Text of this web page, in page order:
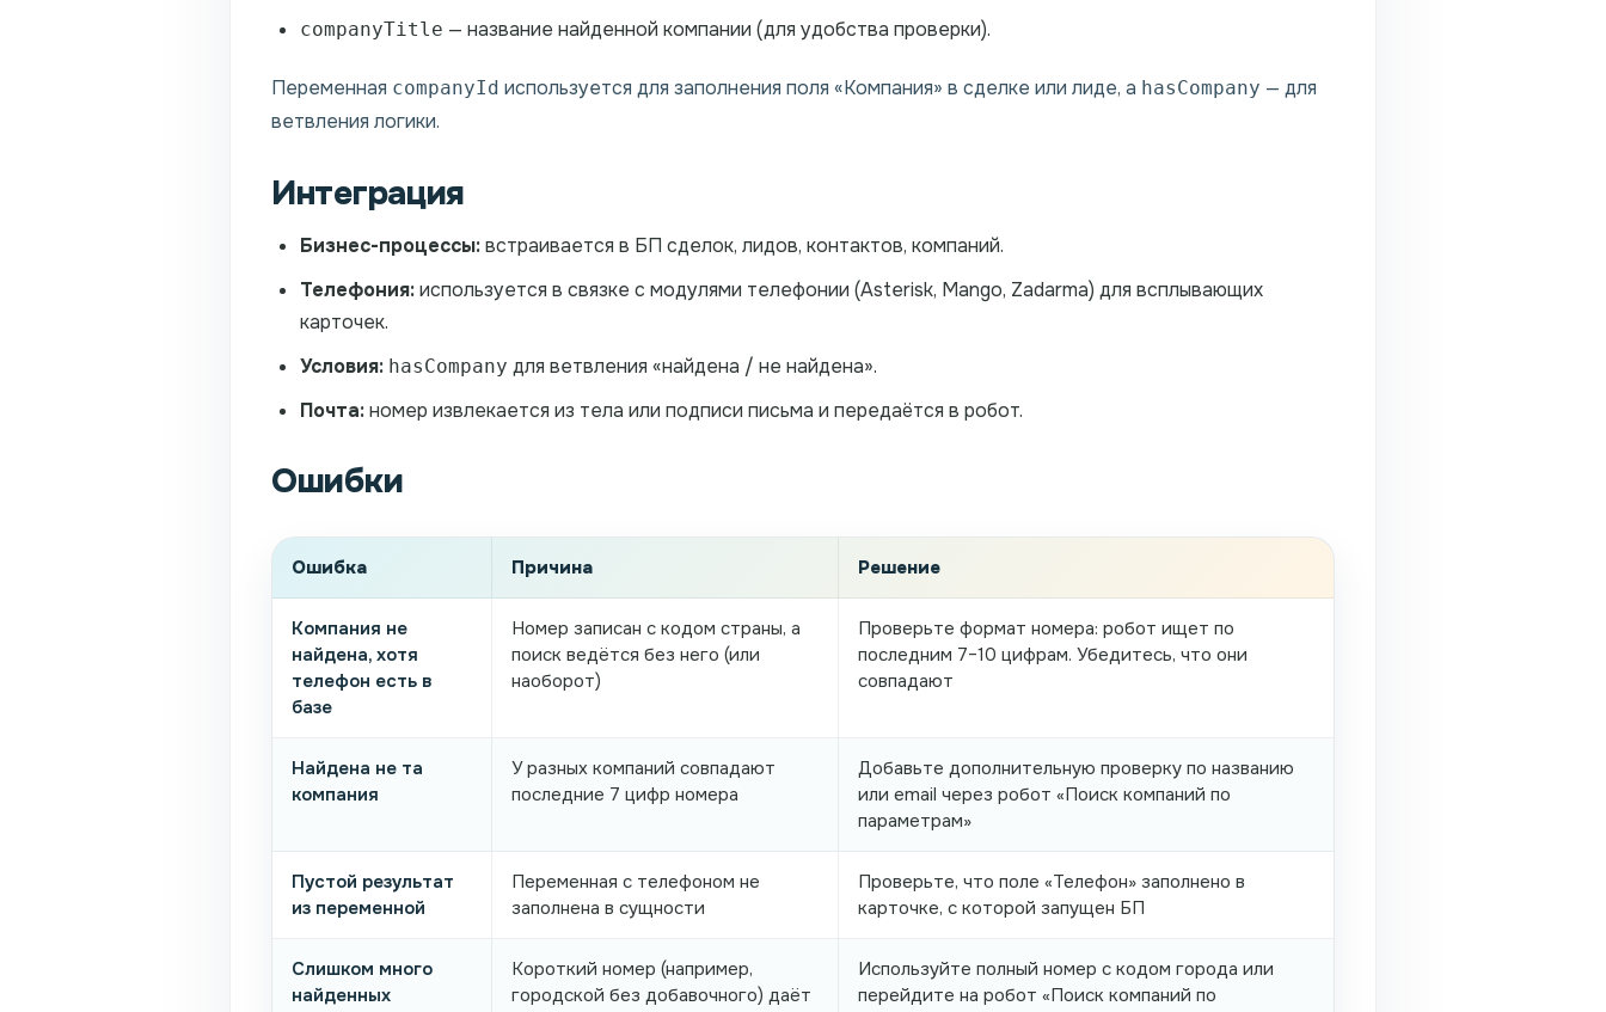
companyTitle — название найденной компании (для удобства проверки).
Переменная companyId используется для заполнения поля «Компания» в сделке или лиде, а hasCompany — для
ветвления логики.
Интеграция
Бизнес-процессы:встраивается в БП сделок, лидов, контактов, компаний.
Телефония:используется в связке с модулями телефонии (Asterisk, Mango, Zadarma) для всплывающих
карточек.
Условия: hasCompany для ветвления «найдена / не найдена».
Почта:номер извлекается из тела или подписи письма и передаётся в робот.
Ошибки
Ошибка Причина Решение
Компания не
найдена, хотя
телефон есть в
базе
Номер записан с кодом страны, а
поиск ведётся без него (или
наоборот)
Проверьте формат номера: робот ищет по
последним 7–10 цифрам. Убедитесь, что они
совпадают
Найдена не та
компания
У разных компаний совпадают
последние 7 цифр номера
Добавьте дополнительную проверку по названию
или email через робот «Поиск компаний по
параметрам»
Пустой результат
из переменной
Переменная с телефоном не
заполнена в сущности
Проверьте, что поле «Телефон» заполнено в
карточке, с которой запущен БП
Слишком много
найденных
Короткий номер (например,
городской без добавочного) даёт
Используйте полный номер с кодом города или
перейдите на робот «Поиск компаний по